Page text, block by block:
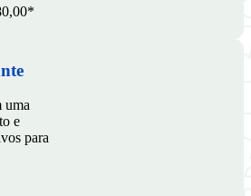
uma
e
para